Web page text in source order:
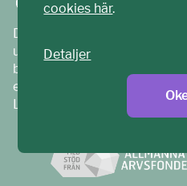
Ditt ECPAT har tagits fram
unga. Vi är en del av ECPAT
barnrättsorganisation som
exploatering av barn.
Läs mer på
cookies här.
Detaljer